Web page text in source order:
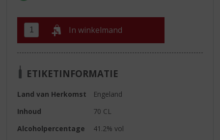
In winkelmand
ETIKETINFORMATIE
Land van Herkomst
Engeland
Inhoud
70 CL
Alcoholpercentage
41.2% vol